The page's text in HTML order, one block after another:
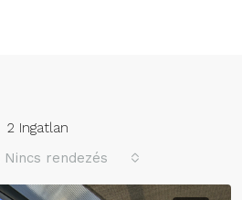
2 Ingatlan
Nincs rendezés